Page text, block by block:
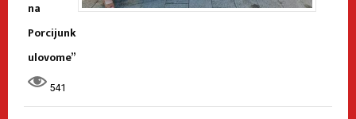
na
Porcijunk
ulovome”
541